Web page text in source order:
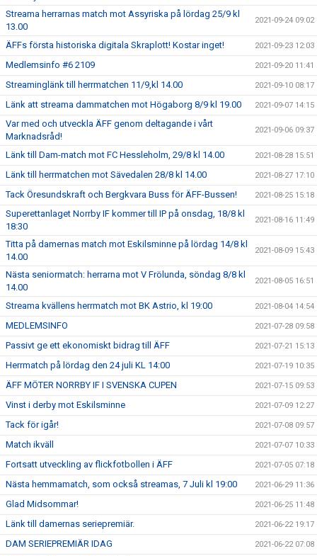
Streama herrarnas match mot Assyriska på lördag 25/9 kl
13.00
2021-09-24 09:02
ÄFFs första historiska digitala Skraplott! Kostar inget! 2021-09-23 12:03
Medlemsinfo #6 2109 2021-09-20 11:41
Streaminglänk till herrmatchen 11/9,kl 14.00 2021-09-10 08:17
Länk att streama dammatchen mot Högaborg 8/9 kl 19.00 2021-09-07 14:15
Var med och utveckla ÄFF genom deltagande i vårt
Marknadsråd!
2021-09-06 09:37
Länk till Dam-match mot FC Hessleholm, 29/8 kl 14.00 2021-08-28 15:51
Länk till herrmatchen mot Sävedalen 28/8 kl 14.00 2021-08-27 17:10
Tack Öresundskraft och Bergkvara Buss för ÄFF-Bussen! 2021-08-25 15:18
Superettanlaget Norrby IF kommer till IP på onsdag, 18/8 kl
18:30
2021-08-16 11:49
Titta på damernas match mot Eskilsminne på lördag 14/8 kl
14.00
2021-08-09 15:43
Nästa seniormatch: herrarna mot V Frölunda, söndag 8/8 kl
14.00
2021-08-05 16:51
Streama kvällens herrmatch mot BK Astrio, kl 19:00 2021-08-04 14:54
MEDLEMSINFO 2021-07-28 09:58
Passivt ge ett ekonomiskt bidrag till ÄFF 2021-07-21 15:13
Herrmatch på lördag den 24 juli KL 14:00 2021-07-19 10:35
ÄFF MÖTER NORRBY IF I SVENSKA CUPEN 2021-07-15 09:53
Vinst i derby mot Eskilsminne 2021-07-09 12:27
Tack för igår! 2021-07-08 09:57
Match ikväll 2021-07-07 10:33
Fortsatt utveckling av flickfotbollen i ÄFF 2021-07-05 07:18
Nästa hemmamatch, som också streamas, 7 Juli kl 19:00 2021-06-29 11:36
Glad Midsommar! 2021-06-25 11:48
Länk till damernas seriepremiär. 2021-06-22 19:17
DAM SERIEPREMIÄR IDAG 2021-06-22 07:08